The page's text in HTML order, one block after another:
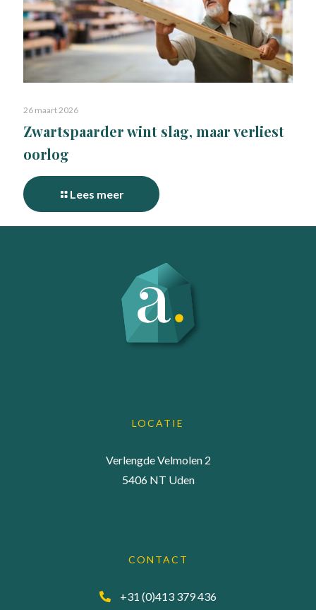
26 maart 2026
Zwartspaarder wint slag, maar verliest
oorlog
Lees meer
LOCATIE
Verlengde Velmolen 2
5406 NT Uden
CONTACT
+31 (0)413 379 436